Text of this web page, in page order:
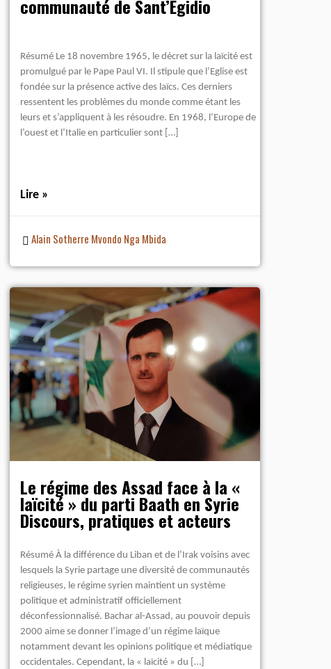
communauté de Sant’Egidio
Résumé Le 18 novembre 1965, le décret sur la laïcité est
promulgué par le Pape Paul VI. Il stipule que l’Eglise est
fondée sur la présence active des laïcs. Ces derniers
ressentent les problèmes du monde comme étant les
leurs et s’appliquent à les résoudre. En 1968, l’Europe de
l’ouest et l’Italie en particulier sont […]
Lire »
Alain Sotherre Mvondo Nga Mbida
Le régime des Assad face à la «
laïcité » du parti Baath en Syrie
Discours, pratiques et acteurs
Résumé À la différence du Liban et de l’Irak voisins avec
lesquels la Syrie partage une diversité de communautés
religieuses, le régime syrien maintient un système
politique et administratif officiellement
déconfessionnalisé. Bachar al-Assad, au pouvoir depuis
2000 aime se donner l’image d’un régime laïque
notamment devant les opinions politique et médiatique
occidentales. Cependant, la « laïcité » du […]